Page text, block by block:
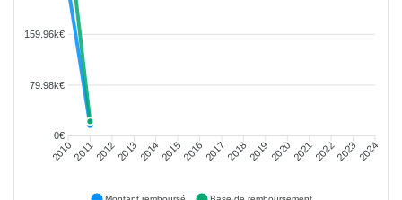
159.96k€
79.98k€
0€
201020112012201320142015201620172018201920202021202220232024